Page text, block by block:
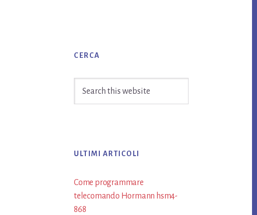
Primary
Sidebar
CERCA
ULTIMI ARTICOLI
Come programmare
telecomando Hormann​ hsm4-
868​